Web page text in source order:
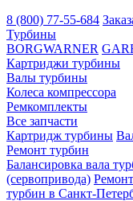
8 (800) 77-55-684
Турбины
BORGWARNER
Картриджи турбины
Валы турбины
Колеса компрессора
Ремкомплекты
Все запчасти
Картридж турбины
Ремонт турбин
Балансировка вала
(сервопривода)
турбин в Санкт-